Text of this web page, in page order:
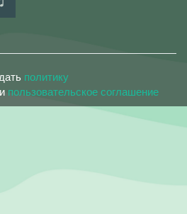
политику
и пользовательское соглашение